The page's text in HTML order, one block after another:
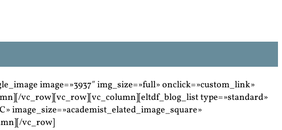
image=»3937″ img_size=»full» onclick=»custom_link»
vc_row][vc_row][vc_column][eltdf_blog_list type=»standard»
image_size=»academist_elated_image_square»
vc_row]